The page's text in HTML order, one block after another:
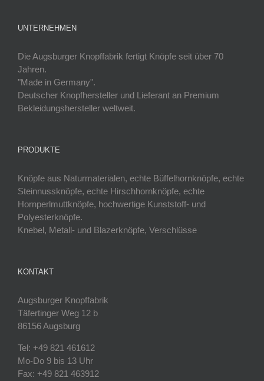
UNTERNEHMEN
Die Augsburger Knopffabrik fertigt Knöpfe seit über 70
Jahren.
"Made in Germany".
Deutscher Knopfhersteller und Lieferant an Premium
Bekleidungshersteller weltweit.
PRODUKTE
Knöpfe aus Naturmaterialen, echte Büffelhornknöpfe, echte
Steinnussknöpfe, echte Hirschhornknöpfe, echte
Hornperlmuttknöpfe, hochwertige Kunststoff- und
Polyesterknöpfe.
Knebel, Metall- und Blazerknöpfe, Verschlüsse
KONTAKT
Augsburger Knopffabrik
Täfertinger Weg 12 b
86156 Augsburg
Tel: +49 821 461612
Mo-Do 9 bis 13 Uhr
Fax: +49 821 463912